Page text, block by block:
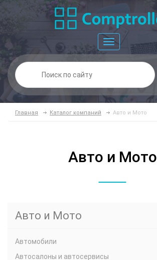
Toggle
navigation
Главная Каталог компаний Авто и Мото
Авто и Мото
Авто и Мото
Автомобили
Автосалоны и автосервисы